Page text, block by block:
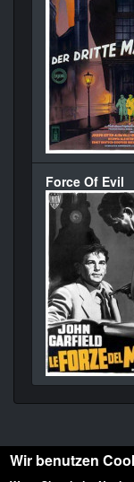
Force Of Evil
Wir benutzen